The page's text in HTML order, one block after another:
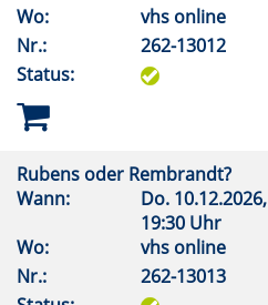
Wo:
vhs online
Nr.:
262-13012
Status:
Rubens oder Rembrandt?
Wann:
Do. 10.12.2026,
19:30 Uhr
Wo:
vhs online
Nr.:
262-13013